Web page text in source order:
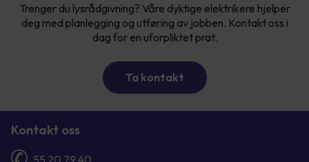
Trenger du lysrådgivning? Våre dyktige elektrikere hjelper
deg med planlegging og utføring av jobben. Kontakt oss i
dag for en uforpliktet prat.
Ta kontakt
Kontakt oss
55 20 79 40